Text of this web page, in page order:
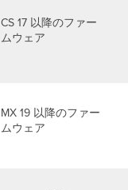
CS 17 以降のファー
ムウェア
MX 19 以降のファー
ムウェア